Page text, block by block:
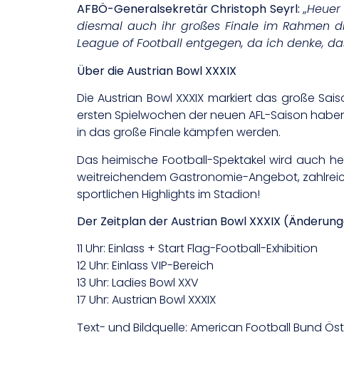
AFBÖ-Generalsekretär Christoph Seyrl:
diesmal auch ihr großes Finale im Rahmen
League of Football entgegen, da ich denke,
Über die Austrian Bowl XXXIX
Die Austrian Bowl XXXIX markiert das große
ersten Spielwochen der neuen AFL-Saison
in das große Finale kämpfen werden.
Das heimische Football-Spektakel wird auch
weitreichendem Gastronomie-Angebot,
sportlichen Highlights im Stadion!
Der Zeitplan der Austrian Bowl XXXIX
11 Uhr: Einlass + Start Flag-Football-Exhibition
12 Uhr: Einlass VIP-Bereich
13 Uhr: Ladies Bowl XXV
17 Uhr: Austrian Bowl XXXIX
Text- und Bildquelle: American Football Bund